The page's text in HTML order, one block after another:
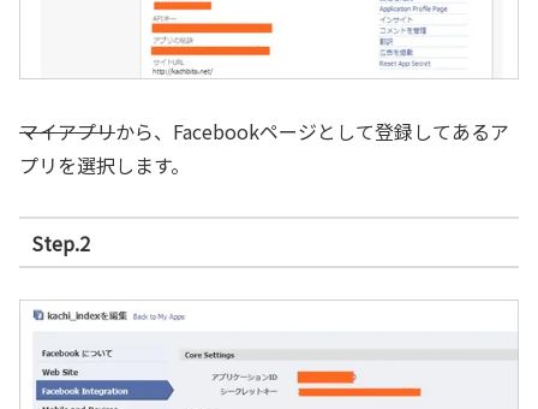
マイアプリから、Facebookページとして登録してあるア
プリを選択します。
Step.2